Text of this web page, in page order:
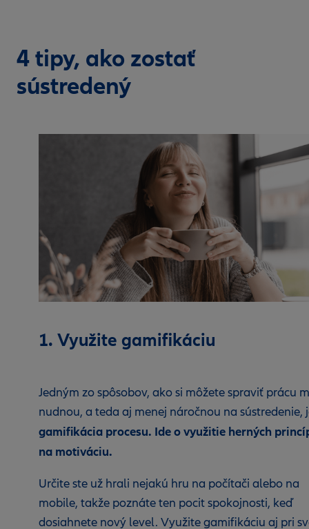
4 tipy, ako zostať
sústredený
1. Využite gamifikáciu
Jedným zo spôsobov, ako si môžete spraviť prácu
nudnou, a teda aj menej náročnou na sústredenie,
gamifikácia procesu. Ide o využitie herných
na motiváciu.
Určite ste už hrali nejakú hru na počítači alebo na
mobile, takže poznáte ten pocit spokojnosti, keď
dosiahnete nový level. Využite gamifikáciu aj pri